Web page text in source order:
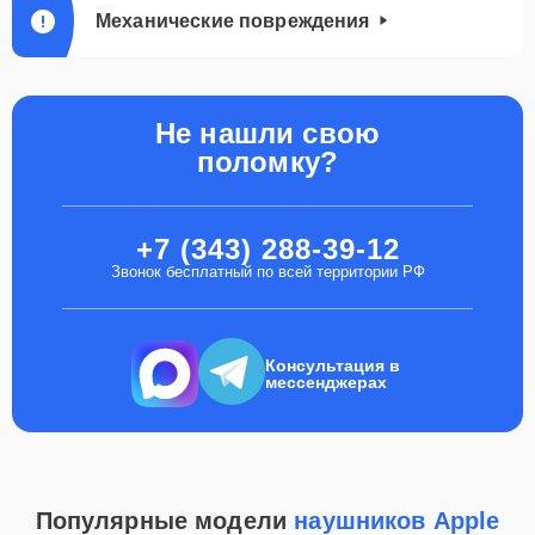
Механические повреждения
Не нашли свою
поломку?
+7 (343) 288-39-12
Звонок бесплатный по всей территории РФ
Консультация в
мессенджерах
Популярные модели наушников Apple